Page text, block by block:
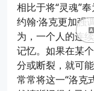
相比于将“灵魂”
约翰·洛克更加强
为，一个人的连
记忆。如果在某
分或断裂，就可
常常将这一“洛克